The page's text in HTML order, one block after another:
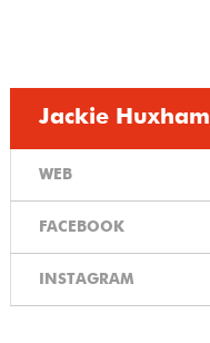
Jackie Huxham
WEB
FACEBOOK
INSTAGRAM